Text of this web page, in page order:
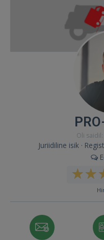
Oli
Juriidiline isik ·